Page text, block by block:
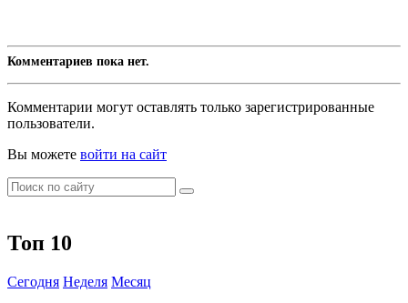
Комментариев пока нет.
Комментарии могут оставлять только зарегистрированные
пользователи.
Вы можете войти на сайт
Топ 10
Сегодня Неделя Месяц